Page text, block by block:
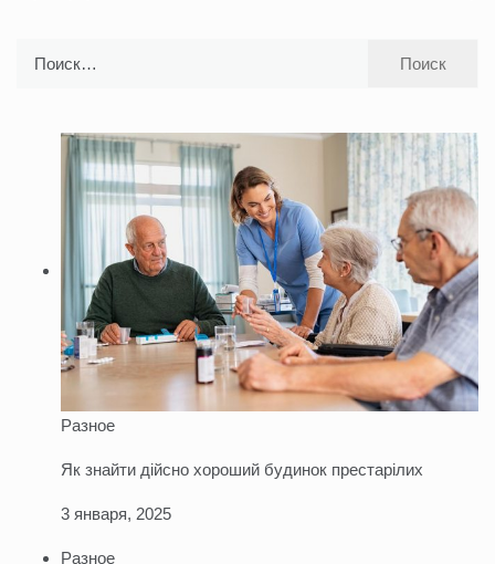
Разное
Як знайти дійсно хороший будинок престарілих
3 января, 2025
Разное